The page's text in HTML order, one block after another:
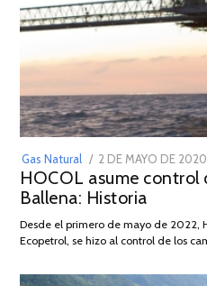
Gas Natural
POSTED
ON
2 DE MAYO DE 2020
HOCOL asume control
Ballena: Historia
Desde el primero de mayo de 2022,
Ecopetrol, se hizo al control de los